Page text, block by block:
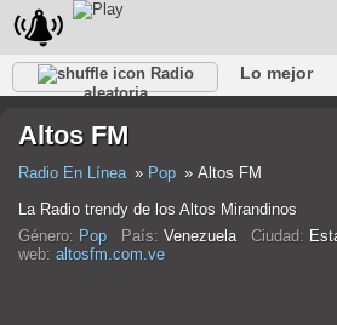
Radio
aleatoria
Lo mejor
Rap
Trans
Altos FM
Radio En Línea Pop
Altos FM
La Radio trendy de los Altos Mirandinos
Género: Pop País: Venezuela Ciudad:
web: altosfm.com.ve